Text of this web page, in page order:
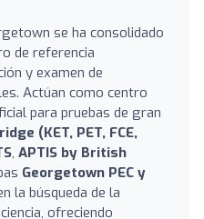
se ha consolidado
de referencia
y examen de
Actúan como centro
para pruebas de gran
(KET, PET, FCE,
, APTIS by British
Georgetown PEC y
la búsqueda de la
ofreciendo